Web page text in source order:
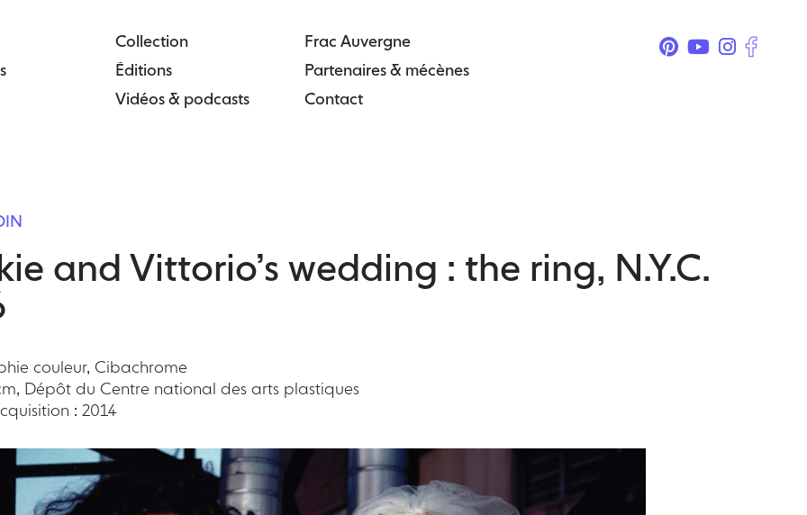
Collection
Éditions
Vidéos & podcasts
Frac Auvergne
Partenaires & mécènes
Contact
and Vittorio’s wedding : the ring, N.Y.C.
couleur, Cibachrome
Dépôt du Centre national des arts plastiques
: 2014